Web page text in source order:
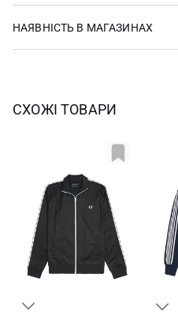
НАЯВНІСТЬ В МАГАЗИНАХ
СХОЖІ ТОВАРИ